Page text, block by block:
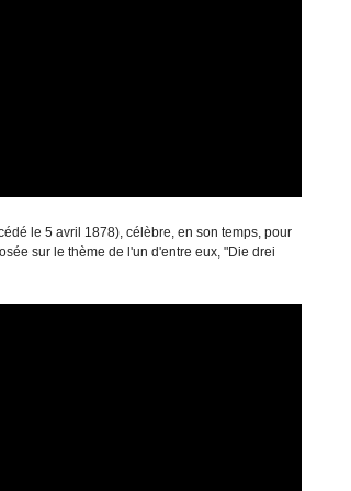
le 5 avril 1878), célèbre, en son temps, pour
sur le thème de l'un d'entre eux, "Die drei